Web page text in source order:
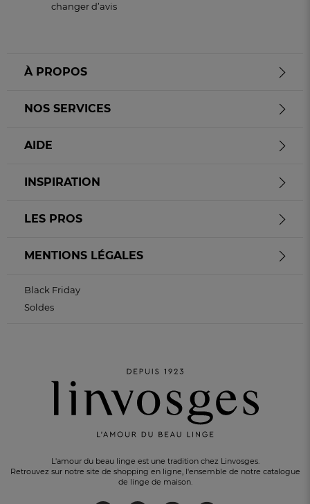
changer d’avis
L'amour du beau linge est une tradition chez Linvosges.
Retrouvez sur notre site de shopping en ligne, l'ensemble de notre catalogue
de linge de maison.
À PROPOS
NOS SERVICES
AIDE
INSPIRATION
LES PROS
MENTIONS LÉGALES
Black Friday
Soldes